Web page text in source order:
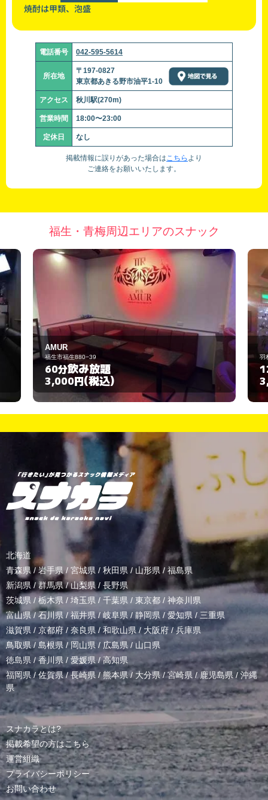
焼酎は甲類、泡盛
電話番号 042-595-5614
所在地
〒197-0827
東京都あきる野市油平1-10
アクセス 秋川駅(270m)
営業時間 18:00〜23:00
定休日 なし
掲載情報に誤りがあった場合はこちら より
ご連絡をお願いいたします。
福生・青梅周辺エリアのスナック
AMUR
福生市福生880−39
60分飲み放題
3,000円(税込)
羽
北海道
青森県 / 岩手県/ 宮城県 / 秋田県 / 山形県/ 福島県
新潟県 /群馬県/山梨県 / 長野県
茨城県 / 栃木県 / 埼玉県 / 千葉県 / 東京都 / 神奈川県
富山県 /石川県/福井県/岐阜県 / 静岡県 / 愛知県 / 三重県
滋賀県 / 京都府 / 奈良県 / 和歌山県/ 大阪府 /兵庫県
鳥取県/ 島根県 /岡山県/ 広島県 / 山口県
徳島県 /香川県 / 愛媛県/高知県
福岡県/佐賀県/長崎県 /熊本県/ 大分県/宮崎県 /鹿児島県 / 沖縄
県
スナカラとは?
掲載希望の方はこちら
運営組織
プライバシーポリシー
お問い合わせ